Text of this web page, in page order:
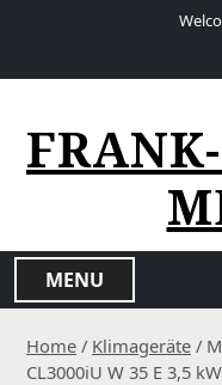
MENU
Home / Klimageräte /
CL3000iU W 35 E 3,5